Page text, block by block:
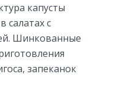
капусты
салатах с
Шинкованные
запеканок